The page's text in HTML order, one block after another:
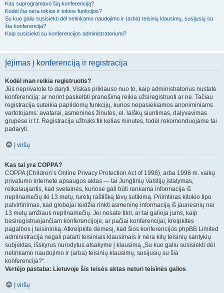
Kas suprogramavo šią konferenciją?
Kodėl čia nėra tokios ir tokios funkcijos?
Su kuo galiu susisiekti dėl netinkamo naudojimo ir (arba) teisinių klausimų, susijusių su
šia konferencija?
Kaip susisiekti su konferencijos administratoriumi?
Įėjimas į konferenciją ir registracija
Kodėl man reikia registruotis?
Jūs neprivalote to daryti. Viskas priklauso nuo to, kaip administratorius nustatė
konferenciją: ar norint paskelbti pranešimą reikia užsiregistruoti ar ne. Tačiau
registracija suteikia papildomų funkcijų, kurios nepasiekiamos anoniminiams
vartotojams: avatarai, asmeninės žinutės, el. laiškų siuntimas, dalyvavimas
grupėse ir t.t. Registracija užtruks tik kelias minutes, todėl rekomenduojame tai
padaryti.
Į viršų
Kas tai yra COPPA?
COPPA (Children’s Online Privacy Protection Act of 1998), arba 1998 m. vaikų
privatumo internete apsaugos aktas — tai Jungtinių Valstijų įstatymas,
reikalaujantis, kad svetainės, kuriose gali būti renkama informacija iš
nepilnamečių iki 13 metų, turėtų raštišką tėvų sutikimą. Priimtinas kitokio tipo
patvirtinimas, kad globėjai leidžia rinkti asmeninę informaciją iš jaunesnių nei
13 metų amžiaus nepilnamečių. Jei nesate tikri, ar tai galioja jums, kaip
besiregistruojančiam konferencijoje, ar pačiai konferencijai, kreipkitės
pagalbos į teisininką. Atkreipkite dėmesį, kad šios konferencijos phpBB Limited
administracija negali patarti teisiniais klausimais ir nėra kitų teisinių santykių
subjektas, išskyrus nurodytus atsakyme į klausimą „Su kuo galiu susisiekti dėl
netinkamo naudojimo ir (arba) teisinių klausimų, susijusių su šia
konferencija?“.
Vertėjo pastaba: Lietuvoje šis teisės aktas neturi teisinės galios.
Į viršų